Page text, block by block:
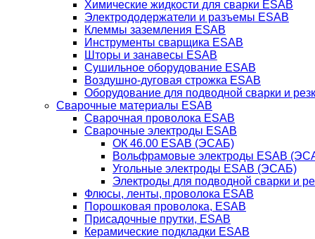
Химические жидкости для сварки ESAB
Электрододержатели и разъемы ESAB
Клеммы заземления ESAB
Инструменты сварщика ESAB
Шторы и занавесы ESAB
Сушильное оборудование ESAB
Воздушно-дуговая строжка ESAB
Оборудование для подводной сварки и
Сварочные материалы ESAB
Сварочная проволока ESAB
Сварочные электроды ESAB
ОК 46.00 ESAB (ЭСАБ)
Вольфрамовые электроды ESAB
Угольные электроды ESAB (ЭСАБ)
Электроды для подводной сварки и
Флюсы, ленты, проволока ESAB
Порошковая проволока, ESAB
Присадочные прутки, ESAB
Керамические подкладки ESAB